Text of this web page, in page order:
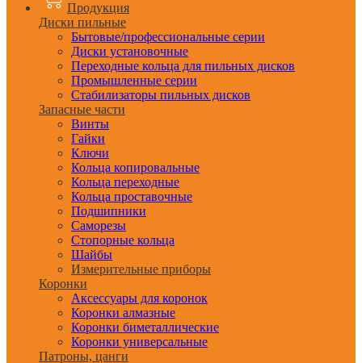
Продукция
Диски пильные
Бытовые/профессиональные серии
Диски установочные
Переходные кольца для пильных дисков
Промышленные серии
Стабилизаторы пильных дисков
Запасные части
Винты
Гайки
Ключи
Кольца копировальные
Кольца переходные
Кольца проставочные
Подшипники
Саморезы
Стопорные кольца
Шайбы
Измерительные приборы
Коронки
Аксессуары для коронок
Коронки алмазные
Коронки биметаллические
Коронки универсальные
Патроны, цанги